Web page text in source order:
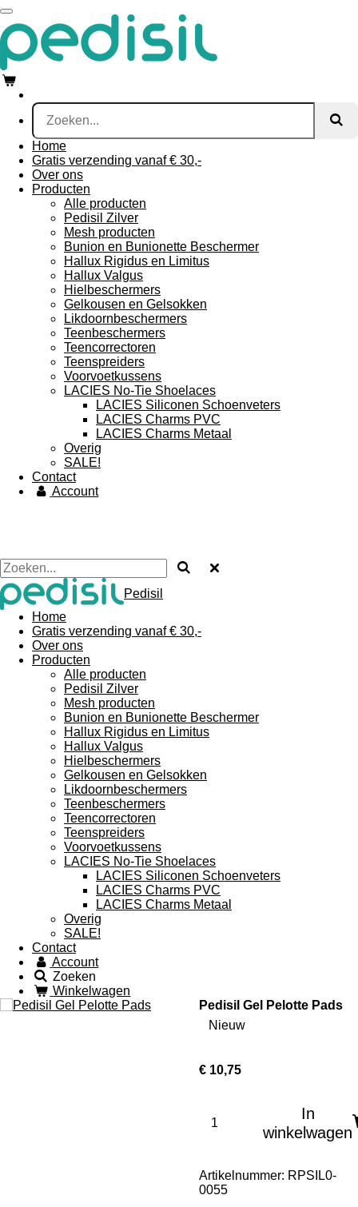
Ga
direct
naar
de
hoofdinhoud
Home
Gratis verzending vanaf € 30,-
Over ons
Producten
Alle producten
Pedisil Zilver
Mesh producten
Bunion en Bunionette Beschermer
Hallux Rigidus en Limitus
Hallux Valgus
Hielbeschermers
Gelkousen en Gelsokken
Likdoornbeschermers
Teenbeschermers
Teencorrectoren
Teenspreiders
Voorvoetkussens
LACIES No-Tie Shoelaces
LACIES Siliconen Schoenveters
LACIES Charms PVC
LACIES Charms Metaal
Overig
SALE!
Contact
Account
Pedisil
Home
Gratis verzending vanaf € 30,-
Over ons
Producten
Alle producten
Pedisil Zilver
Mesh producten
Bunion en Bunionette Beschermer
Hallux Rigidus en Limitus
Hallux Valgus
Hielbeschermers
Gelkousen en Gelsokken
Likdoornbeschermers
Teenbeschermers
Teencorrectoren
Teenspreiders
Voorvoetkussens
LACIES No-Tie Shoelaces
LACIES Siliconen Schoenveters
LACIES Charms PVC
LACIES Charms Metaal
Overig
SALE!
Contact
Account
Zoeken
Winkelwagen
Pedisil Gel Pelotte Pads
Nieuw
€ 10,75
In
winkelwagen
Artikelnummer: RPSIL0-
0055